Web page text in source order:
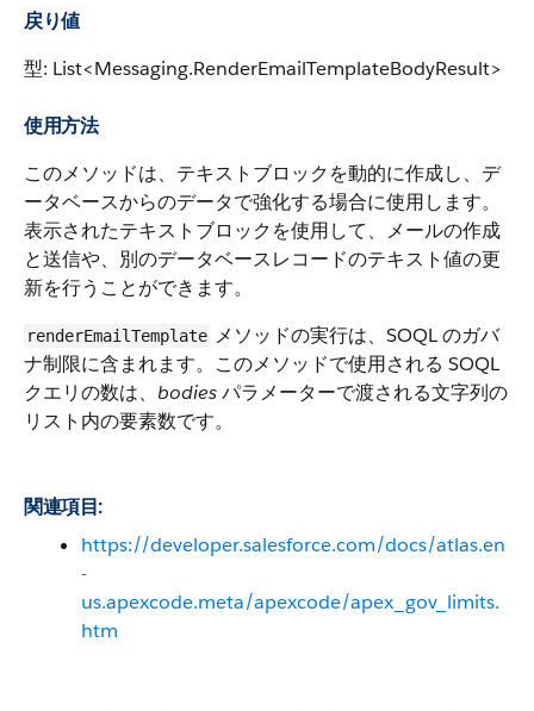
戻り値
型: List<Messaging.RenderEmailTemplateBodyResult>
使用方法
このメソッドは、テキストブロックを動的に作成し、デ
ータベースからのデータで強化する場合に使用します。
表示されたテキストブロックを使用して、メールの作成
と送信や、別のデータベースレコードのテキスト値の更
新を行うことができます。
renderEmailTemplate メソッドの実行は、SOQL のガバ
ナ制限に含まれます。このメソッドで使用される SOQL
クエリの数は、 bodiesパラメーターで渡される文字列の
リスト内の要素数です。
関連項目:
https://developer.salesforce.com/docs/atlas.en
-
us.apexcode.meta/apexcode/apex_gov_limits.
htm